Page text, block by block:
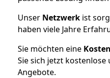
Unser Netzwerk ist
haben viele Jahre
Sie möchten eine
Sie sich jetzt
Angebote.